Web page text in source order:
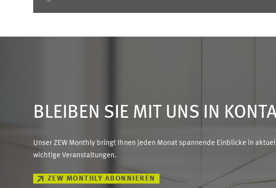
BLEIBEN SIE MIT UNS IN
Unser ZEW Monthly bringt Ihnen jeden Monat spannende Einblicke in
wichtige Veranstaltungen.
ZEW MONTHLY ABONNIEREN